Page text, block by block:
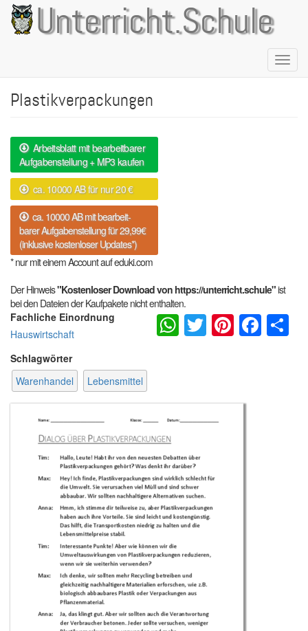
Direkt
zum
Inhalt
Unterricht.Schule
Plastikverpackungen
Arbeitsblatt mit bearbeitbarer
Aufgabenstellung + MP3 kaufen
ca. 10000 AB für nur 20 €
ca. 10000 AB mit bearbeit-
barer Aufgabenstellung für 29,99€
(inklusive kostenloser Updates*)
* nur mit einem Account auf eduki.com
Der Hinweis"Kostenloser Download von https://unterricht.schule"ist
bei den Dateien der Kaufpakete nicht enthalten.
Fachliche Einordnung
Hauswirtschaft
Schlagwörter
Warenhandel
Lebensmittel
WhatsApp
Twitter